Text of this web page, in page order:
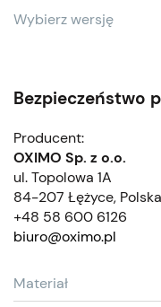
Wybierz wersję
Bezpieczeństwo
Producent:
OXIMO Sp. z o.o.
ul. Topolowa 1A
84-207 Łężyce, Polska
+48 58 600 6126
biuro@oximo.pl
Materiał